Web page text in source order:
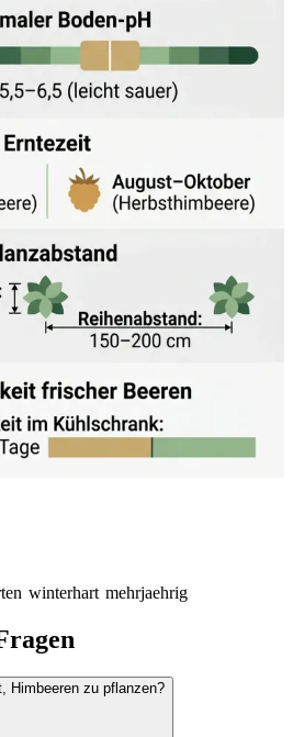
winterhart mehrjaehrig
Himbeeren zu pflanzen?